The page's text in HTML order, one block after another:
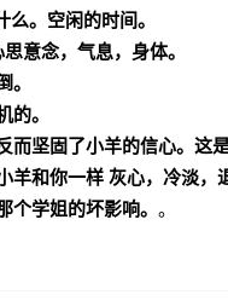
。空闲的时间。
意念，气息，身体。
。
的。
而坚固了小羊的信心。这是
羊和你一样 灰心，冷淡，
个学姐的坏影响。 。